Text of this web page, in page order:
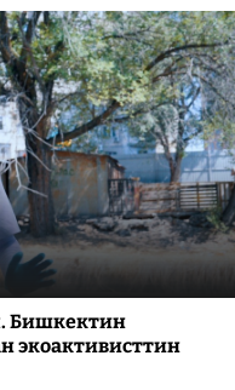
Бишкектин
экоактивисттин